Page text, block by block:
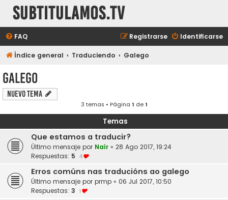
subtitulamos.tv
FAQ Identificarse
Registrarse
Índice general Traduciendo Galego
Galego
Nuevo Tema
3 temas • Página 1 de1
Temas
Que estamos a traducir?
Último mensaje por Naír « 28 Ago 2017, 19:24
Respuestas: 5 4
Erros comúns nas traducións ao galego
Último mensaje por prmp « 06 Jul 2017, 10:50
Respuestas: 3 1